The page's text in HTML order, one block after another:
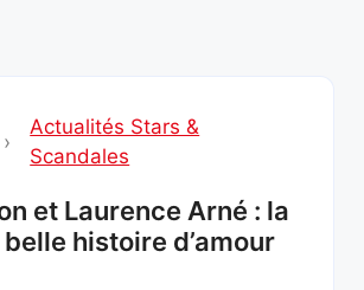
›
Actualités Stars &
Scandales
et Laurence Arné : la
belle histoire d’amour